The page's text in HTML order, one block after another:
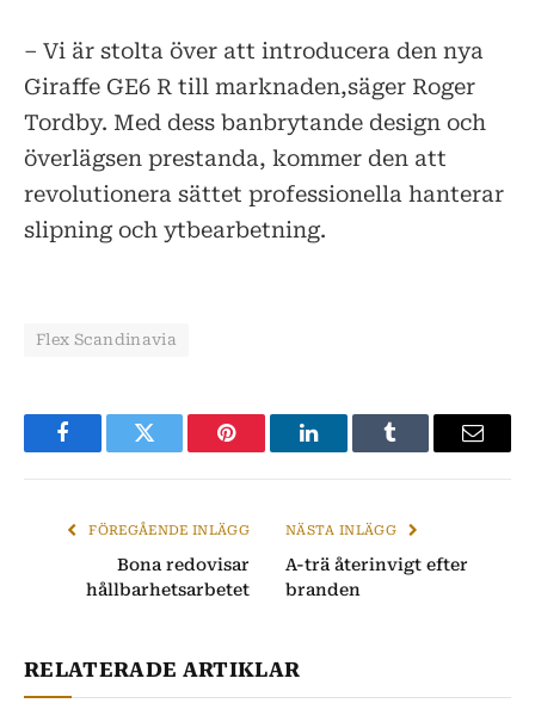
– Vi är stolta över att introducera den nya
Giraffe GE6 R till marknaden,säger Roger
Tordby. Med dess banbrytande design och
överlägsen prestanda, kommer den att
revolutionera sättet professionella hanterar
slipning och ytbearbetning.
Flex Scandinavia
FacebookTwitter Pinterest LinkedInTumblr
E-
FÖREGÅENDE INLÄGG
Bona redovisar
hållbarhetsarbetet
NÄSTA INLÄGG
A-trä återinvigt efter
branden
RELATERADE ARTIKLAR